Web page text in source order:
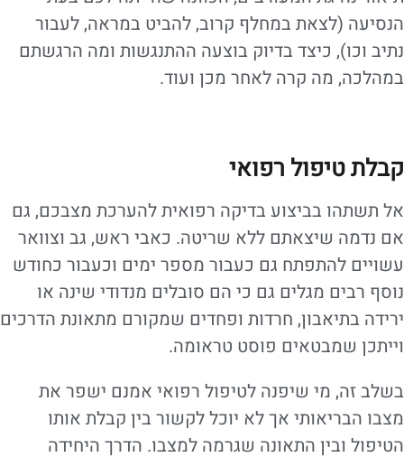
הנסיעה (לצאת במחלף קרוב, להביט במראה, לעבור
נתיב וכו), כיצד בדיוק בוצעה ההתנגשות ומה הרגשתם
במהלכה, מה קרה לאחר מכן ועוד.
קבלת טיפול רפואי
אל תשתהו בביצוע בדיקה רפואית להערכת מצבכם, גם
אם נדמה שיצאתם ללא שריטה. כאבי ראש, גב וצוואר
עשויים להתפתח גם כעבור מספר ימים וכעבור כחודש
נוסף רבים מגלים גם כי הם סובלים מנדודי שינה או
ירידה בתיאבון, חרדות ופחדים שמקורם מתאונת הדרכים
וייתכן שמבטאים פוסט טראומה.
בשלב זה, מי שיפנה לטיפול רפואי אמנם ישפר את
מצבו הבריאותי אך לא יוכל לקשור בין קבלת אותו
הטיפול ובין התאונה שגרמה למצבו. הדרך היחידה